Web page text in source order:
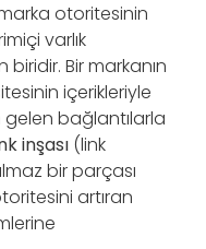
otoritesinin
varlık
Bir markanın
içerikleriyle
gelen bağlantılarla
inşası (link
bir parçası
artıran